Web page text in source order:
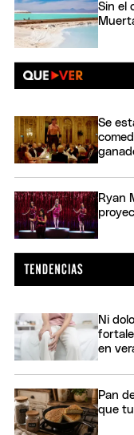
Sin el
Se
Ryan
Ni
en
Pan
que